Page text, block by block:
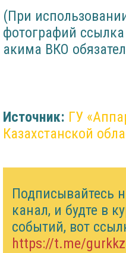
(При
фотографий
акима ВКО
Источник: ГУ
Казахстанской
Подписывайтесь
канал, и будте в
событий, вот
https://t.me/gurkkz